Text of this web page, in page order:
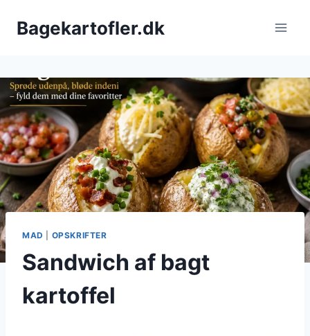
Bagekartofler.dk
MAD OPSKRIFTER
Sandwich af bagt
kartoffel